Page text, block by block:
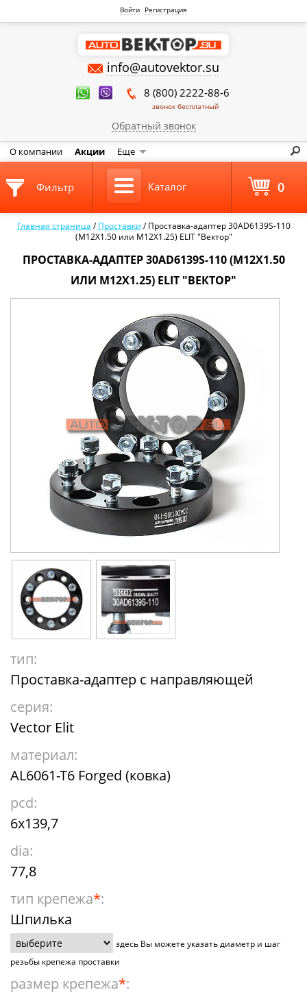
Войти Регистрация
info@autovektor.su
8 (800) 2222-88-6
звонок бесплатный
Обратный звонок
О компании Акции Еще
Главная страница /Проставки /Проставка-адаптер 30AD6139S-110
(M12X1.50 или M12X1.25) ELIT "Вектор"
ПРОСТАВКА-АДАПТЕР 30AD6139S-110 (M12X1.50
ИЛИ M12X1.25) ELIT "ВЕКТОР"
тип:
Проставка-адаптер с направляющей
серия:
Vector Elit
материал:
AL6061-T6 Forged (ковка)
pcd:
6x139,7
dia:
77,8
тип крепежа*:
Шпилька
здесь Вы можете указать диаметр и шаг
резьбы крепежа проставки
размер крепежа*:
Фильтр Каталог 0